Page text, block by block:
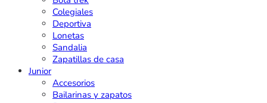
Colegiales
Deportiva
Lonetas
Sandalia
Zapatillas de casa
Junior
Accesorios
Bailarinas y zapatos